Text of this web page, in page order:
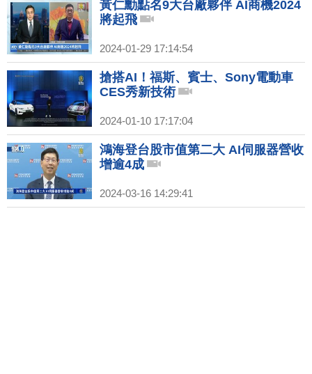
黃仁勳點名9大台廠夥伴 AI商機2024
將起飛
2024-01-29 17:14:54
搶搭AI！福斯、賓士、Sony電動車
CES秀新技術
2024-01-10 17:17:04
鴻海登台股市值第二大 AI伺服器營收
增逾4成
2024-03-16 14:29:41